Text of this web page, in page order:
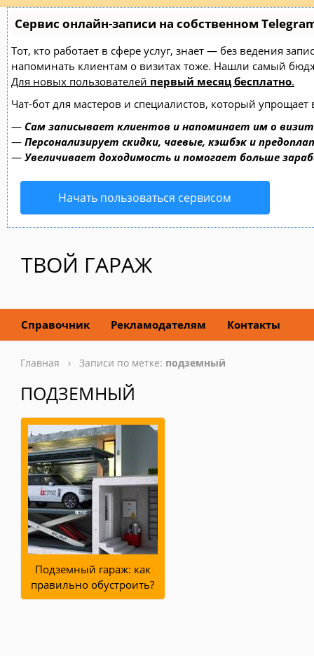
Сервис онлайн-записи на собственном
Тот, кто работает в сфере услуг, знает — без ведения
напоминать клиентам о визитах тоже. Нашли самый
Для новых пользователей первый месяц бесплатно.
Чат-бот для мастеров и специалистов, который упрощает
— Сам записывает клиентов и напоминает им о
— Персонализирует скидки, чаевые, кэшбэк и
— Увеличивает доходимость и помогает больше
Начать пользоваться сервисом
ТВОЙ ГАРАЖ
Справочник Рекламодателям Контакты
Главная › Записи по метке: подземный
ПОДЗЕМНЫЙ
Подземный гараж: как
правильно обустроить?